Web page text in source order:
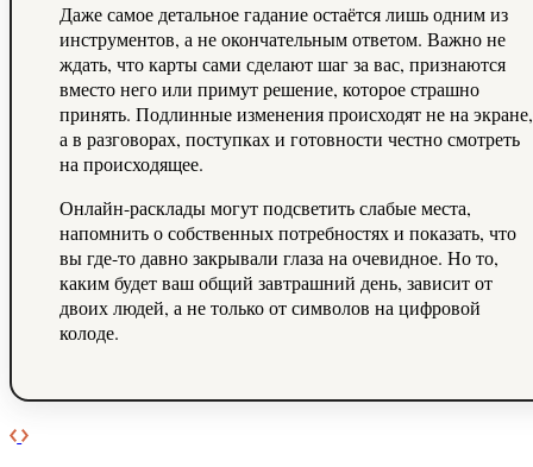
Даже самое детальное гадание остаётся лишь одним из
инструментов, а не окончательным ответом. Важно не
ждать, что карты сами сделают шаг за вас, признаются
вместо него или примут решение, которое страшно
принять. Подлинные изменения происходят не на экране,
а в разговорах, поступках и готовности честно смотреть
на происходящее.
Онлайн-расклады могут подсветить слабые места,
напомнить о собственных потребностях и показать, что
вы где-то давно закрывали глаза на очевидное. Но то,
каким будет ваш общий завтрашний день, зависит от
двоих людей, а не только от символов на цифровой
колоде.